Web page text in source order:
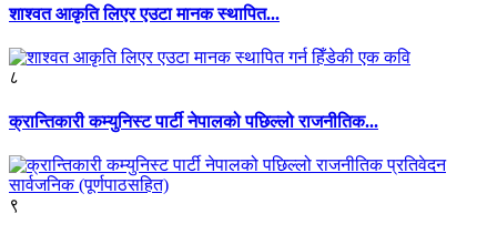
शाश्वत आकृति लिएर एउटा मानक स्थापित...
८
क्रान्तिकारी कम्युनिस्ट पार्टी नेपालको पछिल्लो राजनीतिक...
९